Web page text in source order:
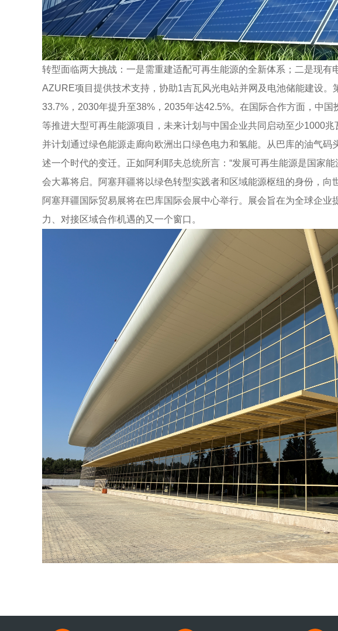
转型面临两大挑战：一是需重建适配可再生能源的全新体系；二是现
AZURE项目提供技术支持，协助1吉瓦风光电站并网及电池储能建设
33.7%，2030年提升至38%，2035年达42.5%。在国际合作方面，中
等推进大型可再生能源项目，未来计划与中国企业共同启动至少1000
并计划通过绿色能源走廊向欧洲出口绿色电力和氢能。从巴库的油气
述一个时代的变迁。正如阿利耶夫总统所言：“发展可再生能源是国家
会大幕将启。阿塞拜疆将以绿色转型实践者和区域能源枢纽的身份，
阿塞拜疆国际贸易展将在巴库国际会展中心举行。展会旨在为全球企
力、对接区域合作机遇的又一个窗口。